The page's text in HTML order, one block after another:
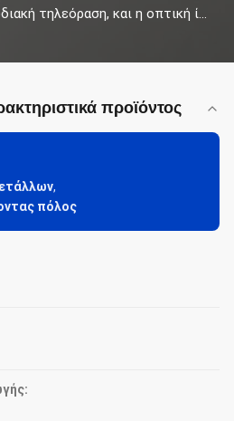
τηλεόραση, και η οπτική ί...
προϊόντος
,
πόλος